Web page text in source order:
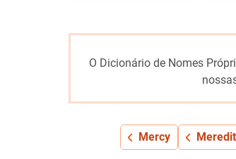
O Dicionário de Nomes
Mercy